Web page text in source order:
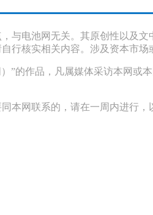
与电池网无关。其原创性以及
行核实相关内容。涉及资本市
”的作品，凡属媒体采访本网或
本网联系的，请在一周内进行，